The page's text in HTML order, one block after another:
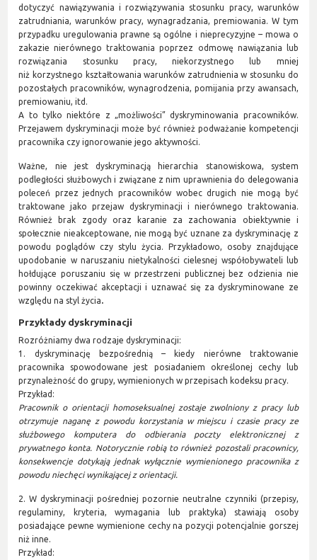
dotyczyć nawiązywania i rozwiązywania stosunku pracy, warunków
zatrudniania, warunków pracy, wynagradzania, premiowania. W tym
przypadku uregulowania prawne są ogólne i nieprecyzyjne – mowa o
zakazie nierównego traktowania poprzez odmowę nawiązania lub
rozwiązania stosunku pracy, niekorzystnego lub mniej
niż korzystnego kształtowania warunków zatrudnienia w stosunku do
pozostałych pracowników, wynagrodzenia, pomijania przy awansach,
premiowaniu, itd.
A to tylko niektóre z „możliwości” dyskryminowania pracowników.
Przejawem dyskryminacji może być również podważanie kompetencji
pracownika czy ignorowanie jego aktywności.
Ważne, nie jest dyskryminacją hierarchia stanowiskowa, system
podległości służbowych i związane z nim uprawnienia do delegowania
poleceń przez jednych pracowników wobec drugich nie mogą być
traktowane jako przejaw dyskryminacji i nierównego traktowania.
Również brak zgody oraz karanie za zachowania obiektywnie i
społecznie nieakceptowane, nie mogą być uznane za dyskryminację z
powodu poglądów czy stylu życia. Przykładowo, osoby znajdujące
upodobanie w naruszaniu nietykalności cielesnej współobywateli lub
hołdujące poruszaniu się w przestrzeni publicznej bez odzienia nie
powinny oczekiwać akceptacji i uznawać się za dyskryminowane ze
względu na styl życia.
Przykłady dyskryminacji
Rozróżniamy dwa rodzaje dyskryminacji:
1. dyskryminację bezpośrednią – kiedy nierówne traktowanie
pracownika spowodowane jest posiadaniem określonej cechy lub
przynależność do grupy, wymienionych w przepisach kodeksu pracy.
Przykład:
Pracownik o orientacji homoseksualnej zostaje zwolniony z pracy lub
otrzymuje naganę z powodu korzystania w miejscu i czasie pracy ze
służbowego komputera do odbierania poczty elektronicznej z
prywatnego konta. Notorycznie robią to również pozostali pracownicy,
konsekwencje dotykają jednak wyłącznie wymienionego pracownika z
powodu niechęci wynikającej z orientacji.
2. W dyskryminacji pośredniej pozornie neutralne czynniki (przepisy,
regulaminy, kryteria, wymagania lub praktyka) stawiają osoby
posiadające pewne wymienione cechy na pozycji potencjalnie gorszej
niż inne.
Przykład: